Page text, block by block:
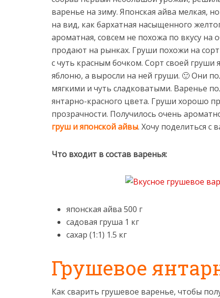
варенье на зиму. Японская айва мелкая,
на вид, как бархатная насыщенного
ароматная, совсем не похожа по вкусу
продают на рынках. Груши похожи на
с чуть красным бочком. Сорт своей груши
яблоню, а выросли на ней груши. 🙂 Они
мягкими и чуть сладковатыми. Варенье
янтарно-красного цвета. Груши хорошо
прозрачности. Получилось очень
груш и японской айвы. Хочу поделиться с
Что входит в состав варенья:
японская айва 500 г
садовая груша 1 кг
сахар (1:1) 1.5 кг
Грушевое
Как сварить грушевое варенье, чтобы